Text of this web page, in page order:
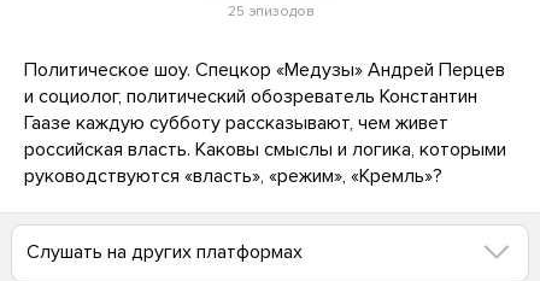
25 эпизодов
Политическое шоу. Спецкор «Медузы» Андрей Перцев
и социолог, политический обозреватель Константин
Гаазе каждую субботу рассказывают, чем живет
российская власть. Каковы смыслы и логика, которыми
руководствуются «власть», «режим», «Кремль»?
Слушать на других платформах